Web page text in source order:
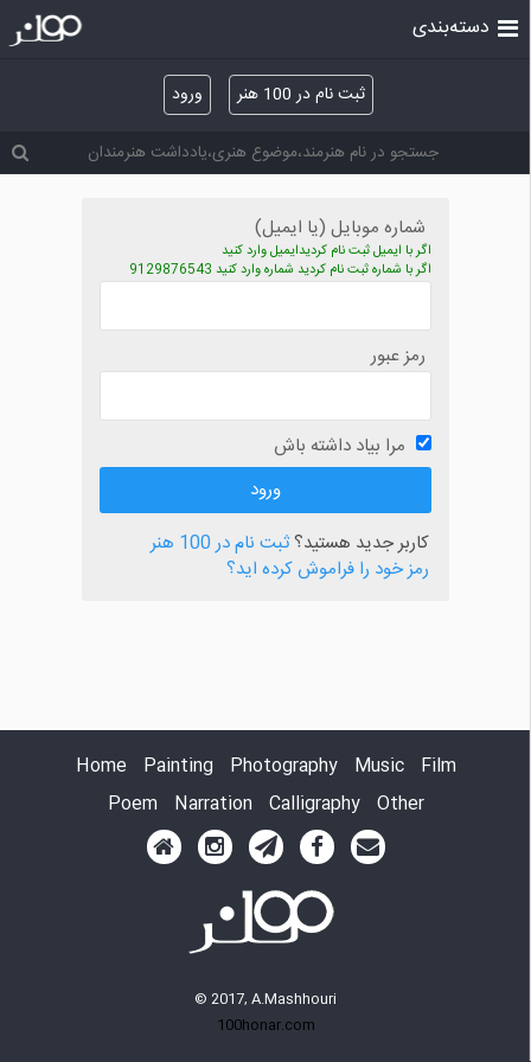
ثبت نام در 100 هنر ورود
دسته‌بندی
شماره موبایل (یا ایمیل)
اگر با ایمیل ثبت نام کردیدایمیل وارد کنید
اگر با شماره ثبت نام کردید شماره وارد کنید 9129876543
رمز عبور
مرا بیاد داشته باش
کاربر جدید هستید؟ثبت نام در 100 هنر
رمز خود را فراموش کرده اید؟
Home Painting Photography Music
Film
Poem
Narration Calligraphy Other
© 2017, A.Mashhouri
100honar.com